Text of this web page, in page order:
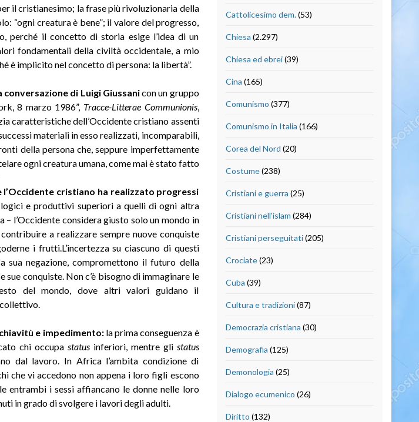
il cristianesimo; la frase più rivoluzionaria della
“ogni creatura è bene”; il valore del progresso,
perché il concetto di storia esige l’idea di un
fondamentali della civiltà occidentale, a mio
è implicito nel concetto di persona: la libertà”.
di Luigi Giussanicon un gruppo
8 marzo 1986”, Tracce-Litterae Communionis,
caratteristiche dell’Occidente cristiano assenti
materiali in esso realizzati, incomparabili,
della persona che, seppure imperfettamente
ogni creatura umana, come mai è stato fatto
cristiano ha realizzato progressi
e produttivi superiori a quelli di ogni altra
– l’Occidente considera giusto solo un mondo in
a realizzare sempre nuove conquiste
i frutti.L’incertezza su ciascuno di questi
sua negazione, compromettono il futuro della
sue conquiste. Non c’è bisogno di immaginare le
del mondo, dove altri valori guidano il
e impedimento: la prima conseguenza è
chi occupa status inferiori, mentre gli status
dal lavoro. In Africa l’ambita condizione di
che vi accedono non appena i loro figli escono
entrambi i sessi affiancano le donne nelle loro
in grado di svolgere i lavori degli adulti.
Cattolicesimo dem.(53)
Chiesa (2.297)
Chiesa ed ebrei(39)
Cina (165)
Comunismo (377)
Comunismo in Italia (166)
Corea del Nord (20)
Costume(238)
Cristiani e guerra (25)
Cristiani nell'islam (284)
Cristiani perseguitati(205)
Crociate(23)
Cuba (39)
Cultura e tradizioni(87)
Democrazia cristiana (30)
Demografia (125)
Demonologia (25)
Dialogo ecumenico (26)
Diritto (132)